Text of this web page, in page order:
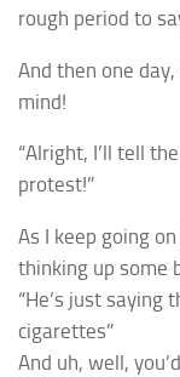
rough period to
And then one
mind!
“Alright, I’ll tell
protest!”
As I keep going
thinking up some
“He’s just saying
cigarettes”
And uh, well,